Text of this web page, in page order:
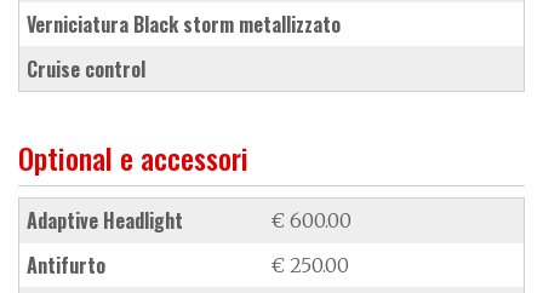
verniciatura Black storm metallizzato
cruise control
Optional e accessori
Adaptive Headlight € 600.00
antifurto € 250.00